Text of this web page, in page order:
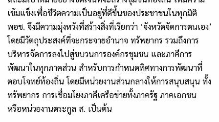
เข้มแข็งเพื่อชีวิตความเป็นอยู่ที่ดีขึ้นของประชาชนในทุกมิติ
พอช. จึงมีความมุ่งหวังที่สร้างสิ่งที่เรียกว่า ‘จังหวัดจัดการตนเอง’
โดยมีวัตถุประสงค์ที่จะกระจายอำนาจ ทรัพยากร รวมถึงการ
บริหารจัดการลงไปสู่ขบวนการองค์กรชุมชน และภาคีการ
พัฒนาในทุกภาคส่วน สำหรับการกำหนดทิศทางการพัฒนาที่
ตอบโจทย์ท้องถิ่น โดยมีหน่วยงานส่วนกลางให้การสนุบสนุน ทั้ง
ทรัพยากร การเชื่อมโยงภาคีเครือข่ายทั้งภาครัฐ ภาคเอกชน
หรือหน่วยงานตระกูล ส. เป็นต้น